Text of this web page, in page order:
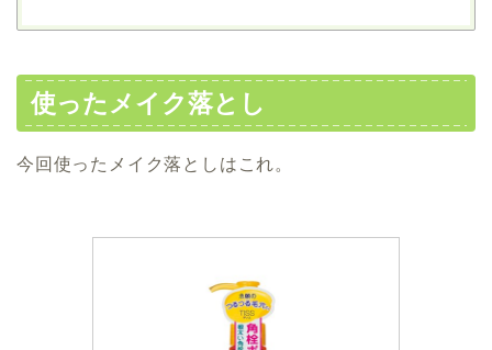
使ったメイク落とし
今回使ったメイク落としはこれ。